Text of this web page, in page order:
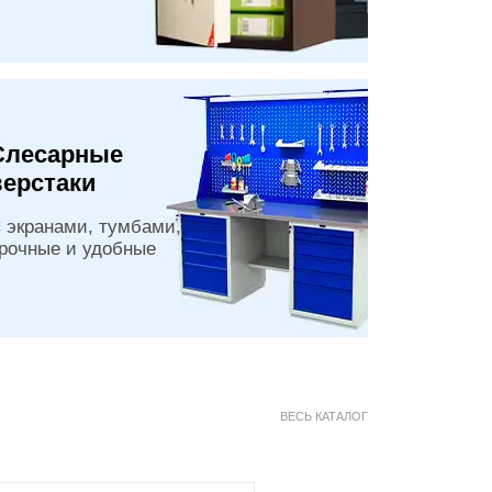
экранами, тумбами,
и удобные
ВЕСЬ КАТАЛОГ